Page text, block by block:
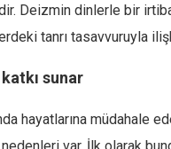
Deizmin dinlerle bir
tanrı tasavvuruyla
sunar
hayatlarına müdahale
var. İlk olarak